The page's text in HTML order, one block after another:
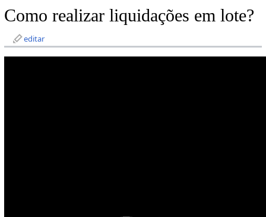
Como realizar liquidações em lote?
editar